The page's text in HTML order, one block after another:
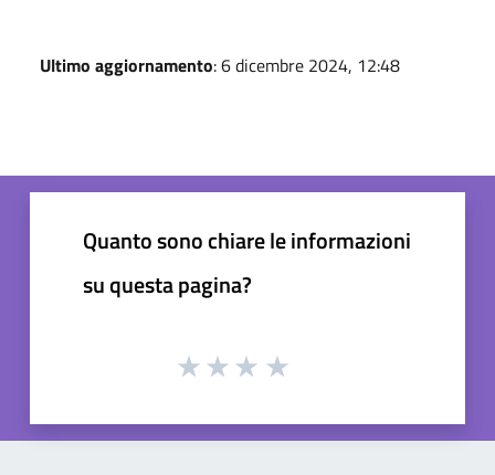
Ultimo aggiornamento: 6 dicembre 2024, 12:48
Quanto sono chiare le informazioni
su questa pagina?